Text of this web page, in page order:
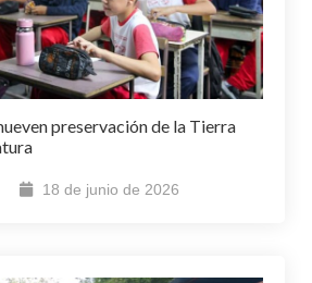
preservación de la Tierra
18 de junio de 2026